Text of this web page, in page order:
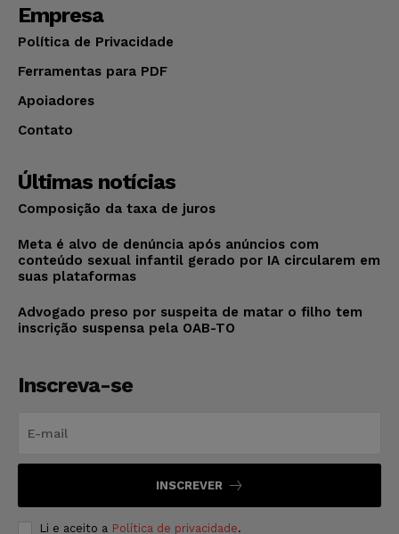
Empresa
Política de Privacidade
Ferramentas para PDF
Apoiadores
Contato
Últimas notícias
Composição da taxa de juros
Meta é alvo de denúncia após anúncios com
conteúdo sexual infantil gerado por IA circularem em
suas plataformas
Advogado preso por suspeita de matar o filho tem
inscrição suspensa pela OAB-TO
Inscreva-se
INSCREVER
Li e aceito a Política de privacidade.